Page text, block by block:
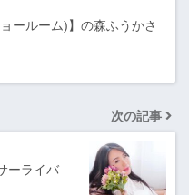
ールーム)】の森ふうかさ
次の記事
ーライバ